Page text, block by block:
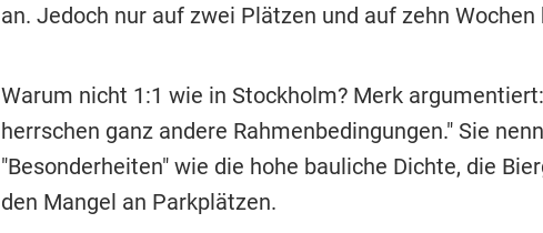
an. Jedoch nur auf zwei Plätzen und auf zehn Wochen
Warum nicht 1:1 wie in Stockholm? Merk
herrschen ganz andere Rahmenbedingungen." Sie
"Besonderheiten" wie die hohe bauliche Dichte, die
den Mangel an Parkplätzen.